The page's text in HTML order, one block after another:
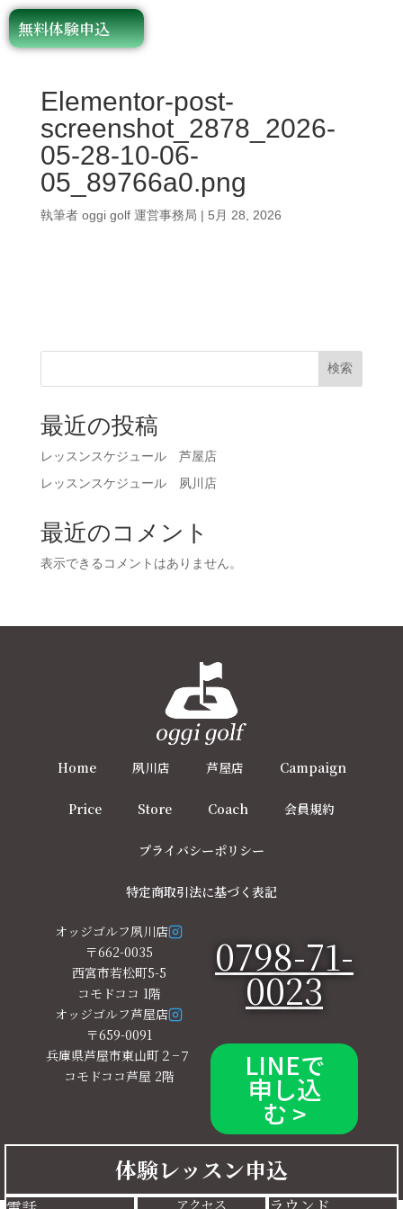
無料体験申込
Elementor-post-
screenshot_2878_2026-
05-28-10-06-
05_89766a0.png
執筆者 oggi golf 運営事務局 | 5月 28, 2026
検索
最近の投稿
レッスンスケジュール 芦屋店
レッスンスケジュール 夙川店
最近のコメント
表示できるコメントはありません。
Home 夙川店 芦屋店 Campaign
Price Store Coach 会員規約
プライバシーポリシー
特定商取引法に基づく表記
オッジゴルフ夙川店
〒662-0035
西宮市若松町5-5
コモドココ 1階
オッジゴルフ芦屋店
〒659-0091
兵庫県芦屋市東山町２−７
コモドココ芦屋 2階
0798-71-
0023
LINEで
申し込
む >
体験レッスン申込
アクセス